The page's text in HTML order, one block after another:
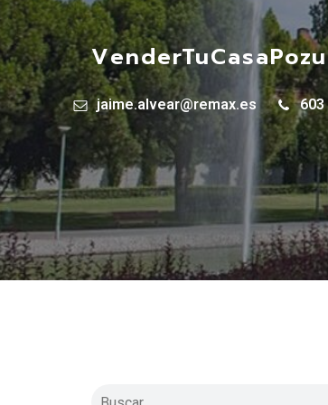
jaime.alvear@remax.es 603